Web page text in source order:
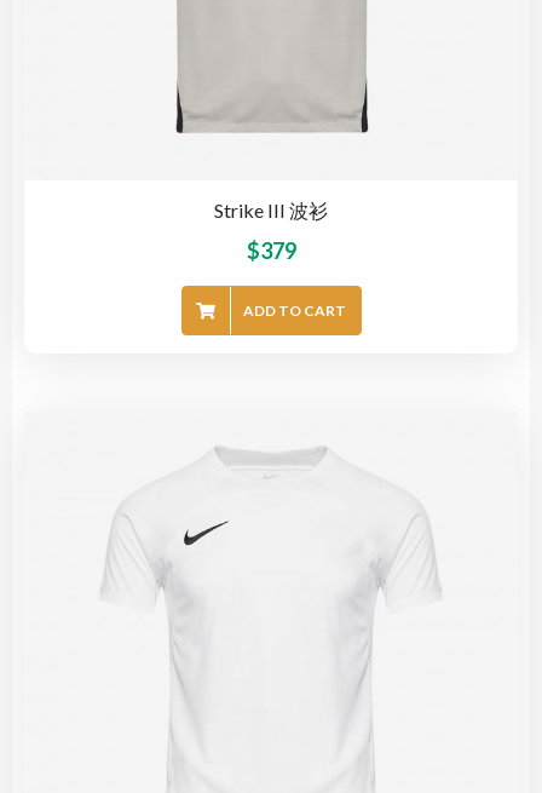
Strike III 波衫
$379
ADD TO CART